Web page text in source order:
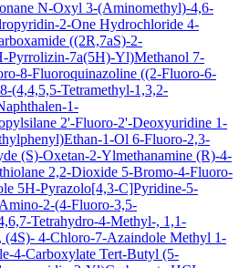
N-Oxyl 3-(Aminomethyl)-4,6-
2-One Hydrochloride 4-
((2R,7aS)-2-
Pyrrolizin-7a(5H)-Yl)Methanol 7-
8-Fluoroquinazoline ((2-Fluoro-6-
(4,4,5,5-Tetramethyl-1,3,2-
1-
2'-Fluoro-2'-Deoxyuridine 1-
1-Ol 6-Fluoro-2,3-
(S)-Oxetan-2-Ylmethanamine (R)-4-
2,2-Dioxide 5-Bromo-4-Fluoro-
5H-Pyrazolo[4,3-C]Pyridine-5-
2-(4-Fluoro-3,5-
Tetrahydro-4-Methyl-, 1,1-
(4S)- 4-Chloro-7-Azaindole Methyl 1-
4-Carboxylate Tert-Butyl (5-